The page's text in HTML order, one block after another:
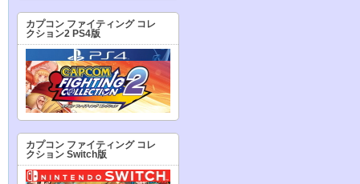
カプコン ファイティング コレ
クション2 PS4版
カプコン ファイティング コレ
クション Switch版